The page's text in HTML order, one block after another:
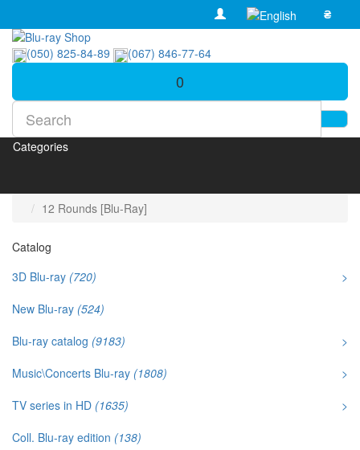
₴
(050) 825-84-89 (067) 846-77-64
0
Categories
12 Rounds [Blu-Ray]
Catalog
3D Blu-ray (720)
>
New Blu-ray (524)
Blu-ray catalog (9183)
>
Music\Concerts Blu-ray (1808)
>
TV series in HD (1635)
>
Coll. Blu-ray edition (138)